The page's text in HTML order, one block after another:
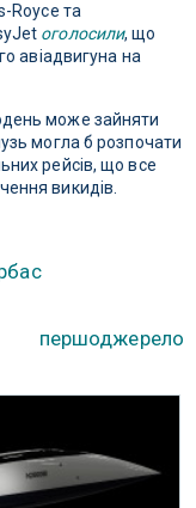
Royce та
оголосили, що
авіадвигуна на
може зайняти
могла б розпочати
рейсів, що все
викидів.
першоджерело